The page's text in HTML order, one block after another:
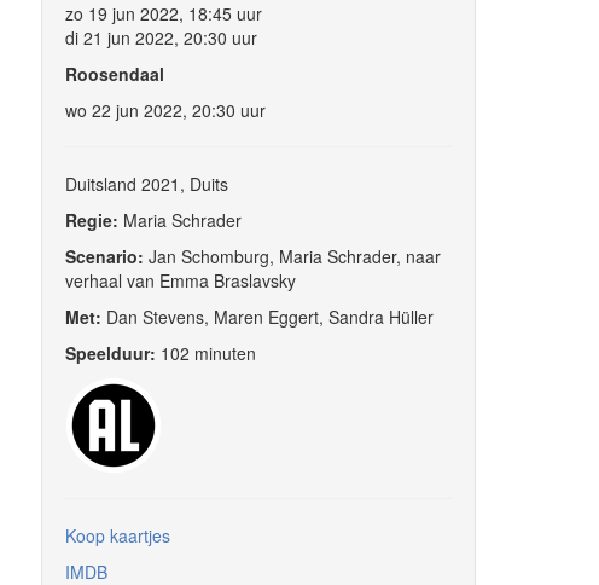
zo 19 jun 2022, 18:45 uur
di 21 jun 2022, 20:30 uur
Roosendaal
wo 22 jun 2022, 20:30 uur
Duitsland 2021, Duits
Regie: Maria Schrader
Scenario: Jan Schomburg, Maria Schrader, naar
verhaal van Emma Braslavsky
Met: Dan Stevens, Maren Eggert, Sandra Hüller
Speelduur: 102 minuten
Koop kaartjes
IMDB